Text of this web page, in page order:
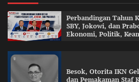
Perbandingan Tahun
SBY, Jokowi, dan
Ekonomi, Politik,
Besok, Otorita IKN
dan Pemakaman Staf